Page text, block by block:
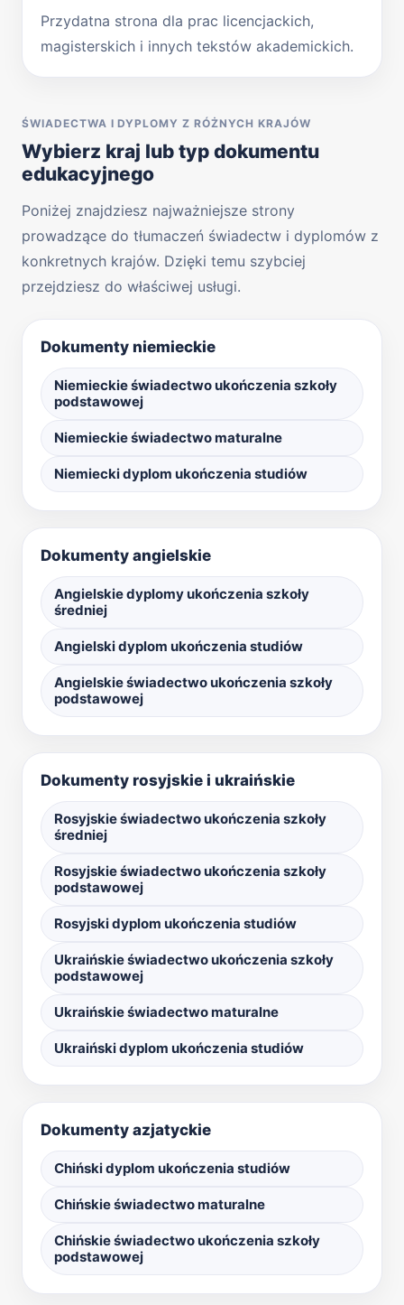
Przydatna strona dla prac licencjackich,
magisterskich i innych tekstów akademickich.
ŚWIADECTWA I DYPLOMY Z RÓŻNYCH KRAJÓW
Wybierz kraj lub typ dokumentu
edukacyjnego
Poniżej znajdziesz najważniejsze strony
prowadzące do tłumaczeń świadectw i dyplomów z
konkretnych krajów. Dzięki temu szybciej
przejdziesz do właściwej usługi.
Dokumenty niemieckie
Niemieckie świadectwo ukończenia szkoły
podstawowej
Niemieckie świadectwo maturalne
Niemiecki dyplom ukończenia studiów
Dokumenty angielskie
Angielskie dyplomy ukończenia szkoły
średniej
Angielski dyplom ukończenia studiów
Angielskie świadectwo ukończenia szkoły
podstawowej
Dokumenty rosyjskie i ukraińskie
Rosyjskie świadectwo ukończenia szkoły
średniej
Rosyjskie świadectwo ukończenia szkoły
podstawowej
Rosyjski dyplom ukończenia studiów
Ukraińskie świadectwo ukończenia szkoły
podstawowej
Ukraińskie świadectwo maturalne
Ukraiński dyplom ukończenia studiów
Dokumenty azjatyckie
Chiński dyplom ukończenia studiów
Chińskie świadectwo maturalne
Chińskie świadectwo ukończenia szkoły
podstawowej